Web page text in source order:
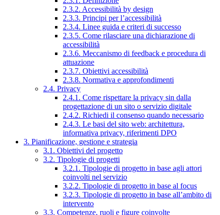
2.3.2. Accessibilità by design
2.3.3. Principi per l’accessibilità
2.3.4. Linee guida e criteri di successo
2.3.5. Come rilasciare una dichiarazione di
accessibilità
2.3.6. Meccanismo di feedback e procedura di
attuazione
2.3.7. Obiettivi accessibilità
2.3.8. Normativa e approfondimenti
2.4. Privacy
2.4.1. Come rispettare la privacy sin dalla
progettazione di un sito o servizio digitale
2.4.2. Richiedi il consenso quando necessario
2.4.3. Le basi del sito web: architettura,
informativa privacy, riferimenti DPO
3. Pianificazione, gestione e strategia
3.1. Obiettivi del progetto
3.2. Tipologie di progetti
3.2.1. Tipologie di progetto in base agli attori
coinvolti nel servizio
3.2.2. Tipologie di progetto in base al focus
3.2.3. Tipologie di progetto in base all’ambito di
intervento
3.3. Competenze, ruoli e figure coinvolte